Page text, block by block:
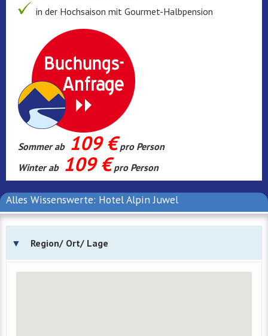
in der Hochsaison mit Gourmet-Halbpension
Sommer ab109 €pro Person
Winter ab109 €pro Person
Alles Wissenswerte: Hotel Alpin Juwel
Region/ Ort/ Lage